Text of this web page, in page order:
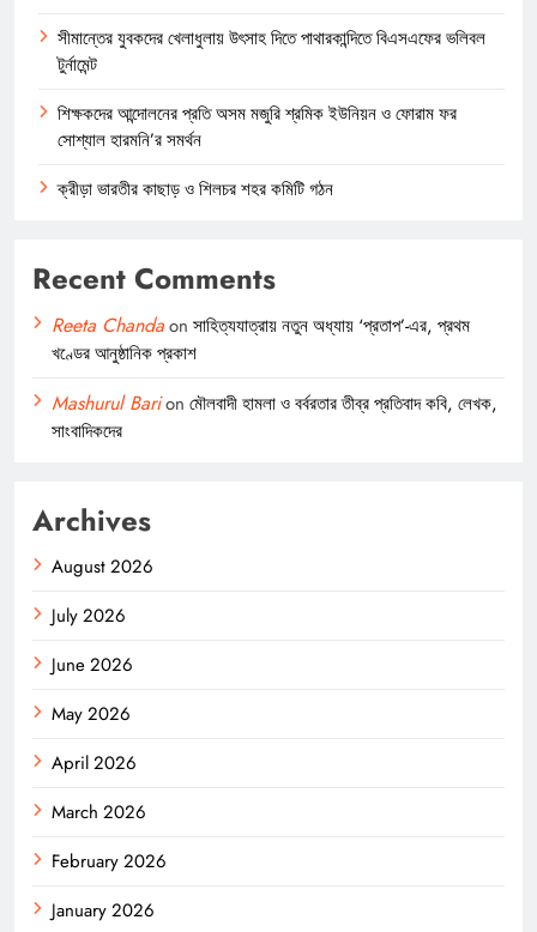
সীমান্তের যুবকদের খেলাধুলায় উৎসাহ দিতে পাথারকান্দিতে বিএসএফের ভলিবল
টুর্নামেন্ট
শিক্ষকদের আন্দোলনের প্রতি অসম মজুরি শ্রমিক ইউনিয়ন ও ফোরাম ফর
সোশ্যাল হারমনি’র সমর্থন
ক্রীড়া ভারতীর কাছাড় ও শিলচর শহর কমিটি গঠন
Recent Comments
Reeta Chandaon সাহিত্যযাত্রায় নতুন অধ্যায় ‘প্রতাপ’-এর, প্রথম
খণ্ডের আনুষ্ঠানিক প্রকাশ
Mashurul Barion মৌলবাদী হামলা ও বর্বরতার তীব্র প্রতিবাদ কবি, লেখক,
সাংবাদিকদের
Archives
August 2026
July 2026
June 2026
May 2026
April 2026
March 2026
February 2026
January 2026